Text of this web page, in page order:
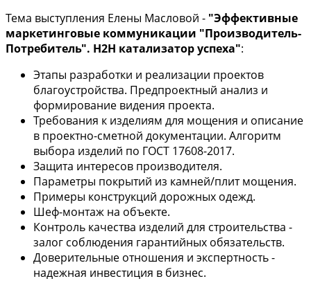
Тема выступления Елены Масловой - "Эффективные
маркетинговые коммуникации "Производитель-
Потребитель". H2H катализатор успеха":
Этапы разработки и реализации проектов
благоустройства. Предпроектный анализ и
формирование видения проекта.
Требования к изделиям для мощения и описание
в проектно-сметной документации. Алгоритм
выбора изделий по ГОСТ 17608-2017.
Защита интересов производителя.
Параметры покрытий из камней/плит мощения.
Примеры конструкций дорожных одежд.
Шеф-монтаж на объекте.
Контроль качества изделий для строительства -
залог соблюдения гарантийных обязательств.
Доверительные отношения и экспертность -
надежная инвестиция в бизнес.